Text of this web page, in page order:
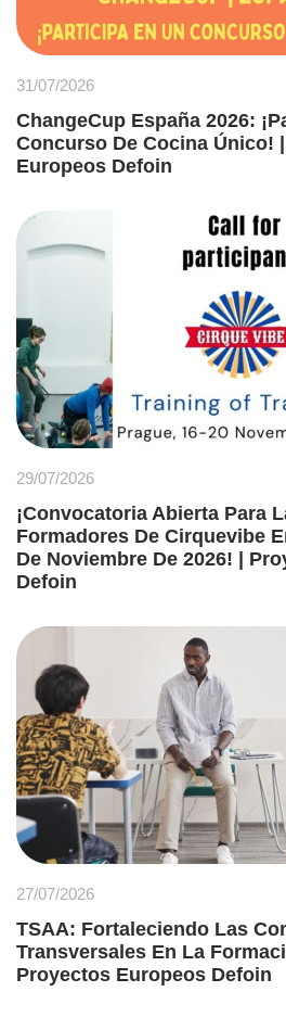
31/07/2026
ChangeCup España 2026:
Concurso De Cocina Único!
Europeos Defoin
29/07/2026
¡Convocatoria Abierta Para
Formadores De Cirquevibe
De Noviembre De 2026! |
Defoin
27/07/2026
TSAA: Fortaleciendo Las
Transversales En La
Proyectos Europeos Defoin